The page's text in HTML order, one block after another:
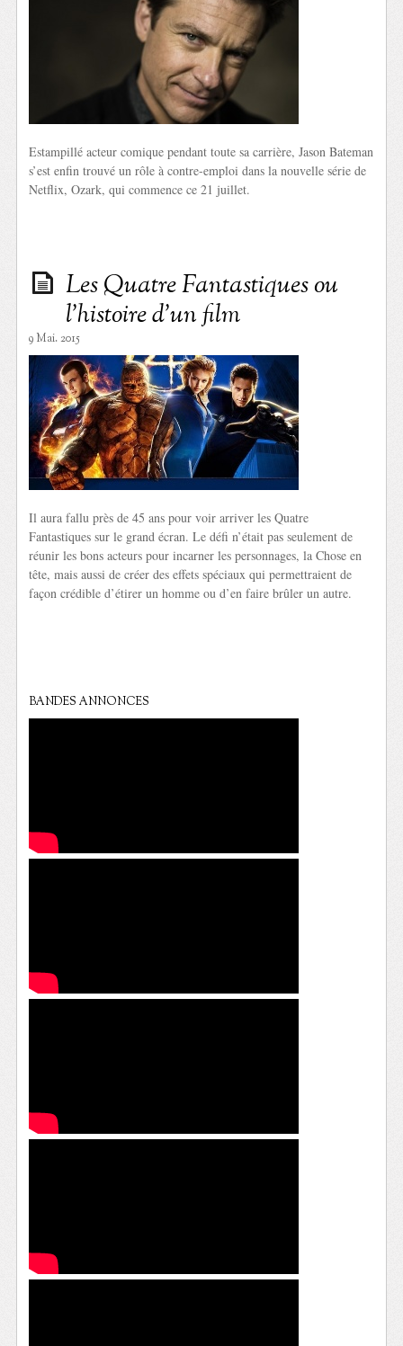
Estampillé acteur comique pendant toute sa carrière, Jason Bateman
s’est enfin trouvé un rôle à contre-emploi dans la nouvelle série de
Netflix, Ozark, qui commence ce 21 juillet.
Les Quatre Fantastiques ou
l’histoire d’un film
9 Mai. 2015
Il aura fallu près de 45 ans pour voir arriver les Quatre
Fantastiques sur le grand écran. Le défi n’était pas seulement de
réunir les bons acteurs pour incarner les personnages, la Chose en
tête, mais aussi de créer des effets spéciaux qui permettraient de
façon crédible d’étirer un homme ou d’en faire brûler un autre.
BANDES ANNONCES